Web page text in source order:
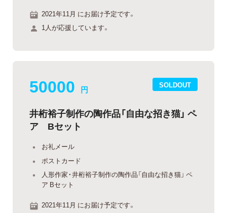
2021年11月 にお届け予定です。
1人が応援しています。
SOLDOUT
50000 円
井桁裕子制作の陶作品「自由な招き猫」 ペ
ア Bセット
お礼メール
ポストカード
人形作家・井桁裕子制作の陶作品「自由な招き猫」 ペ
ア Bセット
2021年11月 にお届け予定です。